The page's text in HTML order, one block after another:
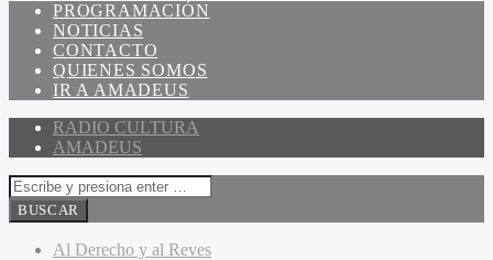
PROGRAMACIÓN
NOTICIAS
CONTACTO
QUIENES SOMOS
IR A AMADEUS
RADIO CULTURA
AMADEUS
Al Derecho y al Reves